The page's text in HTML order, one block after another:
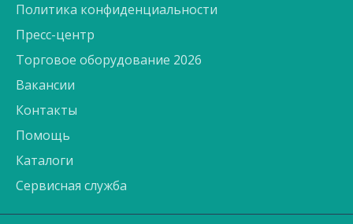
Политика конфиденциальности
Пресс-центр
Торговое оборудование 2026
Вакансии
Контакты
Помощь
Каталоги
Сервисная служба